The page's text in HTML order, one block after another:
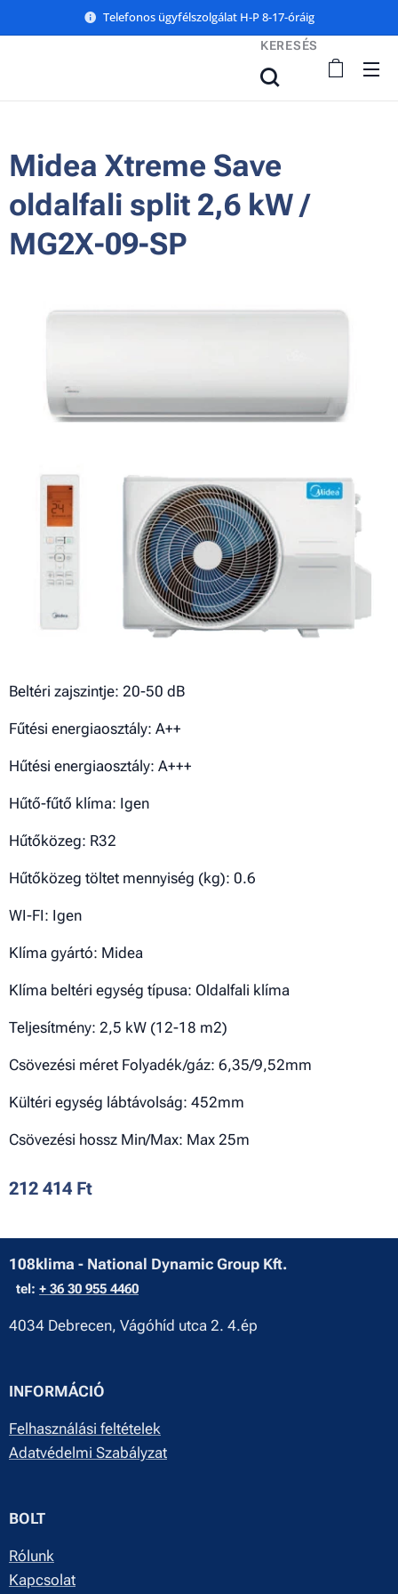
Telefonos ügyfélszolgálat H-P 8-17-óráig
KERESÉS
Midea Xtreme Save
oldalfali split 2,6 kW /
MG2X-09-SP
Beltéri zajszintje: 20-50 dB
Fűtési energiaosztály: A++
Hűtési energiaosztály: A+++
Hűtő-fűtő klíma: Igen
Hűtőközeg: R32
Hűtőközeg töltet mennyiség (kg): 0.6
WI-FI: Igen
Klíma gyártó: Midea
Klíma beltéri egység típusa: Oldalfali klíma
Teljesítmény: 2,5 kW (12-18 m2)
Csövezési méret Folyadék/gáz: 6,35/9,52mm
Kültéri egység lábtávolság: 452mm
Csövezési hossz Min/Max: Max 25m
212 414 Ft
108klima - National Dynamic Group Kft.
tel: + 36 30 955 4460
4034 Debrecen, Vágóhíd utca 2. 4.ép
INFORMÁCIÓ
Felhasználási feltételek
Adatvédelmi Szabályzat
BOLT
Rólunk
Kapcsolat